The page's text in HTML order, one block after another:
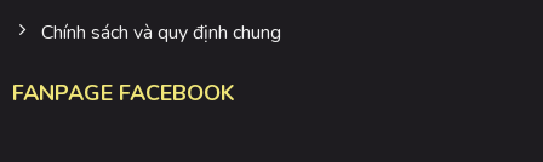
Chính sách và quy định chung
FANPAGE FACEBOOK